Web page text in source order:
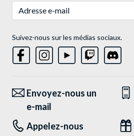
Suivez-nous sur les médias sociaux.
Envoyez-nous un
e-mail
Appelez-nous